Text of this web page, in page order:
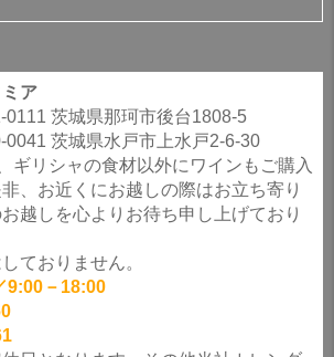
ア
茨城県那珂市後台1808-5
0041 茨城県水戸市上水戸2-6-30
ギリシャの食材以外にワインもご購入
、お近くにお越しの際はお立ち寄り
越しを心よりお待ち申し上げており
ておりません。
9:00－18:00